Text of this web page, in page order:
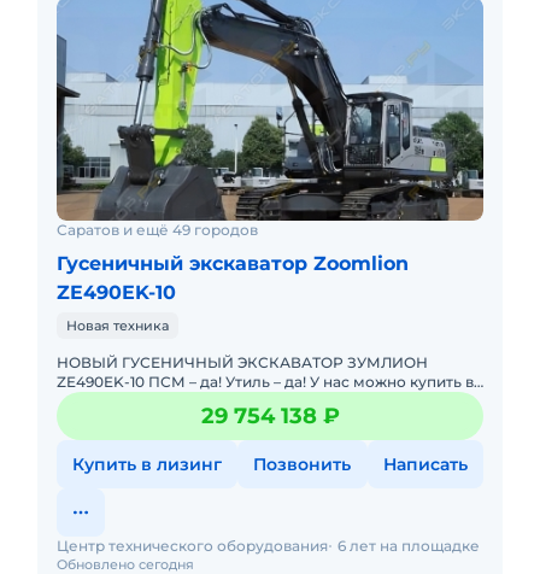
Саратов и ещё 49 городов
Гусеничный экскаватор Zoomlion
ZE490ЕK-10
Новая техника
НОВЫЙ ГУСЕНИЧНЫЙ ЭКСКАВАТОР ЗУМЛИОН
ZE490EK-10 ПСМ – да! Утиль – да! У нас можно купить в
лизинг. Поможем в оформлении! Проводим
предпродажную по29 754 138 ₽
Купить в лизинг Позвонить Написать
Обновлено сегодня
Центр технического оборудования 6 лет на площадке